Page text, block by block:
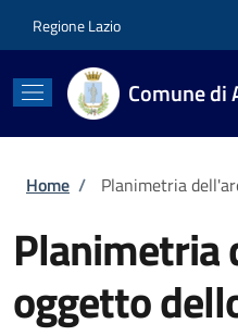
Regione Lazio
Comune di
Briciole di
Home / Planimetria
Planimetria
oggetto